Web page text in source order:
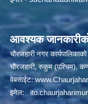
आवश्यक
चौरजहारी नगर कार्यपालिकाको
चौरजहारी, रुकुम (पश्चिम),
वेबसाईट:
इमेल: